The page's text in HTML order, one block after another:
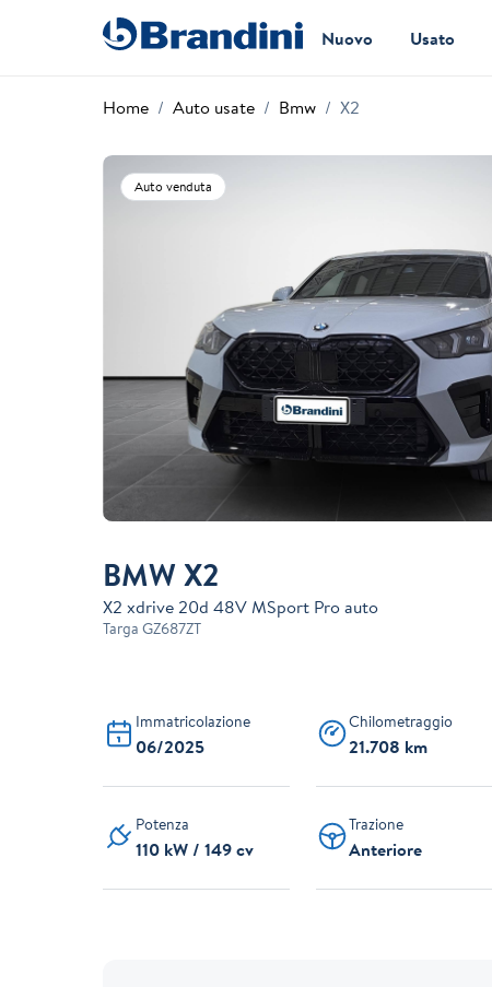
Nuovo Usato
Home Auto usate Bmw X2
Auto venduta
BMW X2
X2 xdrive 20d 48V MSport Pro auto
Targa GZ687ZT
Immatricolazione
06/2025
Chilometraggio
21.708 km
Potenza
110 kW / 149 cv
Trazione
Anteriore